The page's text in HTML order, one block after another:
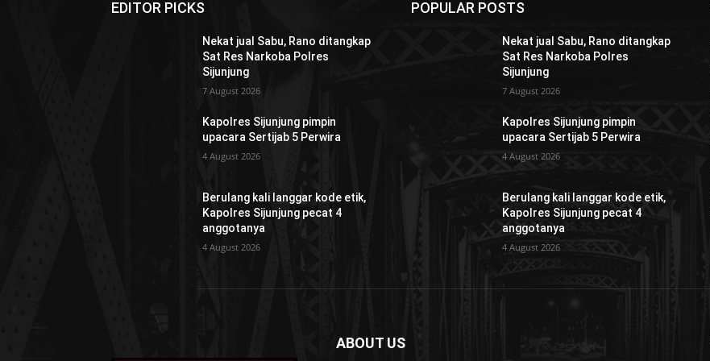
EDITOR PICKS
Nekat jual Sabu, Rano ditangkap
Sat Res Narkoba Polres
Sijunjung
7 August 2026
Kapolres Sijunjung pimpin
upacara Sertijab 5 Perwira
4 August 2026
Berulang kali langgar kode etik,
Kapolres Sijunjung pecat 4
anggotanya
4 August 2026
POPULAR POSTS
Nekat jual Sabu, Rano ditangkap
Sat Res Narkoba Polres
Sijunjung
7 August 2026
Kapolres Sijunjung pimpin
upacara Sertijab 5 Perwira
4 August 2026
Berulang kali langgar kode etik,
Kapolres Sijunjung pecat 4
anggotanya
4 August 2026
ABOUT US